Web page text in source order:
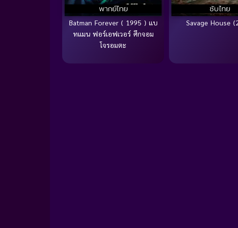
พากย์ไทย
Batman Forever ( 1995 ) แบ
ทแมน ฟอร์เอฟเวอร์ ศึกจอม
โจรอมตะ
ซับไทย
Savage House